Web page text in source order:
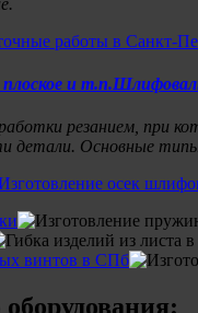
резанием, при
Основные